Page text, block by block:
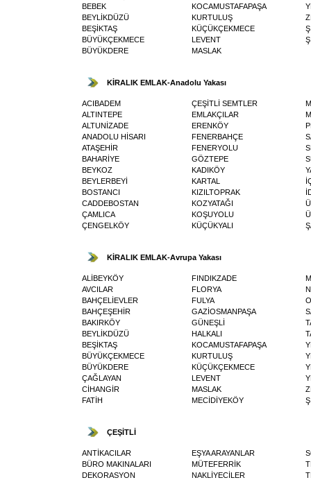
BEBEK
BEYLİKDÜZÜ
BEŞİKTAŞ
BÜYÜKÇEKMECE
BÜYÜKDERE
KOCAMUSTAFAPAŞA
KURTULUŞ
KÜÇÜKÇEKMECE
LEVENT
MASLAK
KİRALIK EMLAK-Anadolu Yakası
ACIBADEM
ALTINTEPE
ALTUNİZADE
ANADOLU HİSARI
ATAŞEHİR
BAHARİYE
BEYKOZ
BEYLERBEYİ
BOSTANCI
CADDEBOSTAN
ÇAMLICA
ÇENGELKÖY
ÇEŞİTLİ SEMTLER
EMLAKÇILAR
ERENKÖY
FENERBAHÇE
FENERYOLU
GÖZTEPE
KADIKÖY
KARTAL
KIZILTOPRAK
KOZYATAĞI
KOŞUYOLU
KÜÇÜKYALI
KİRALIK EMLAK-Avrupa Yakası
ALİBEYKÖY
AVCILAR
BAHÇELİEVLER
BAHÇEŞEHİR
BAKIRKÖY
BEYLİKDÜZÜ
BEŞİKTAŞ
BÜYÜKÇEKMECE
BÜYÜKDERE
ÇAĞLAYAN
CİHANGİR
FATİH
FINDIKZADE
FLORYA
FULYA
GAZİOSMANPAŞA
GÜNEŞLİ
HALKALI
KOCAMUSTAFAPAŞA
KURTULUŞ
KÜÇÜKÇEKMECE
LEVENT
MASLAK
MECİDİYEKÖY
ÇEŞİTLİ
ANTİKACILAR
BÜRO MAKINALARI
DEKORASYON
EŞYA ARAYANLAR
MÜTEFERRİK
NAKLİYECİLER